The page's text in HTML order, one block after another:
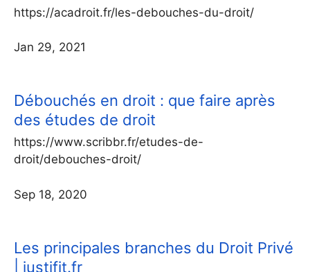
https://acadroit.fr/les-debouches-du-droit/
Jan 29, 2021
Débouchés en droit : que faire après
des études de droit
https://www.scribbr.fr/etudes-de-
droit/debouches-droit/
Sep 18, 2020
Les principales branches du Droit Privé
| justifit.fr